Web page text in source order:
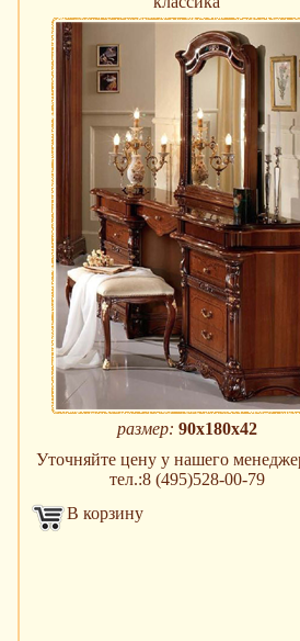
размер: 90х180х42
Уточняйте цену у нашего
тел.:8 (495)528-00-79
В корзину